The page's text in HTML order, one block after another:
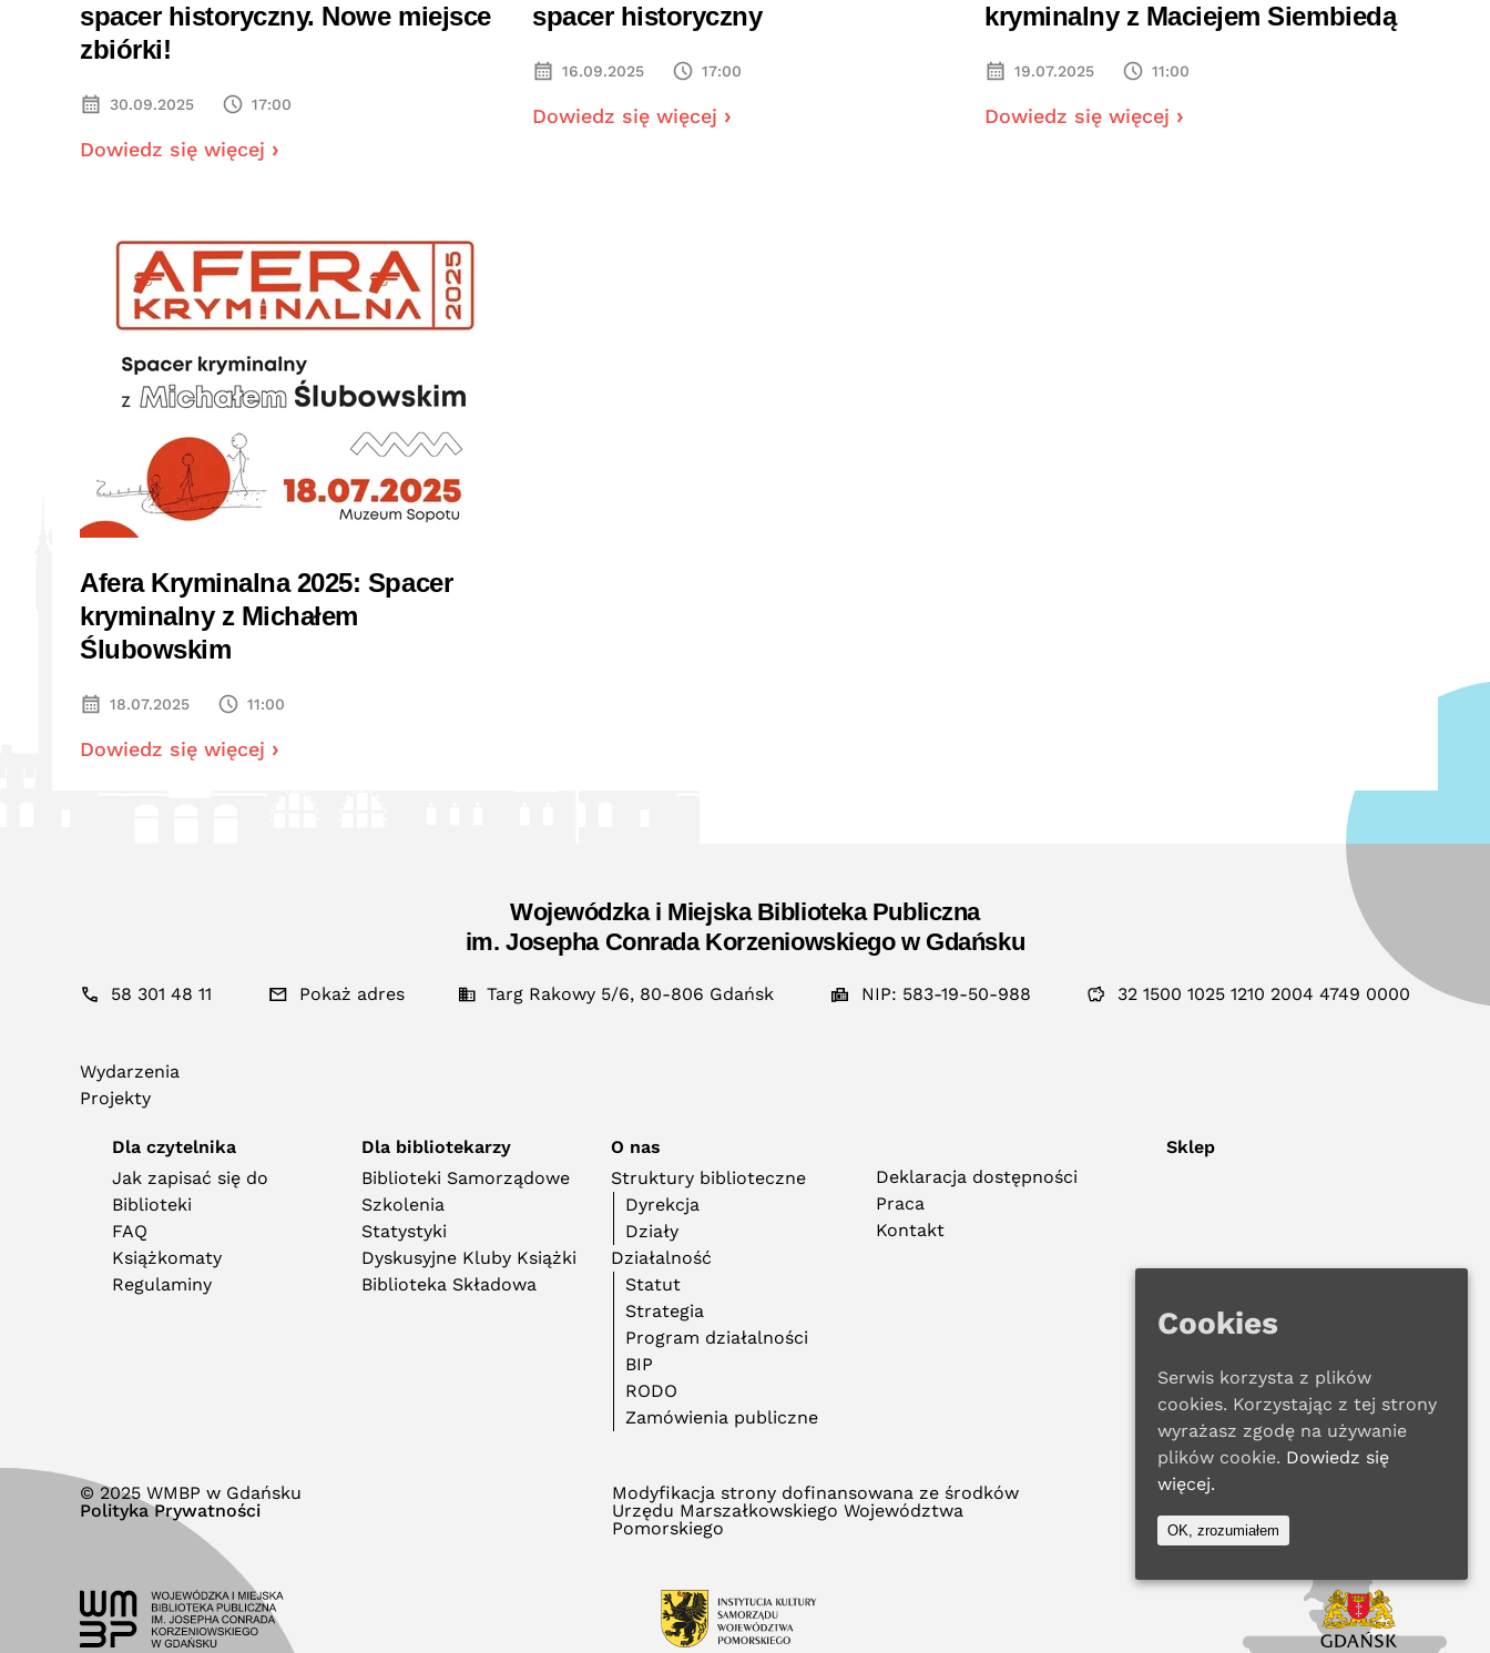
spacer historyczny. Nowe miejsce
zbiórki!
30.09.2025 17:00
Dowiedz się więcej
spacer historyczny
16.09.2025 17:00
Dowiedz się więcej
kryminalny z Maciejem Siembiedą
19.07.2025 11:00
Dowiedz się więcej
Afera Kryminalna 2025: Spacer
kryminalny z Michałem
Ślubowskim
18.07.2025 11:00
Dowiedz się więcej
Wojewódzka i Miejska Biblioteka Publiczna
im. Josepha Conrada Korzeniowskiego w Gdańsku
58 301 48 11 Pokaż adres Targ Rakowy 5/6, 80-806 Gdańsk NIP: 583-19-50-988 32 1500 1025 1210 2004 4749 0000
Wydarzenia
Projekty
Dla czytelnika
Jak zapisać się do
Biblioteki
FAQ
Książkomaty
Regulaminy
Dla bibliotekarzy
Biblioteki Samorządowe
Szkolenia
Statystyki
Dyskusyjne Kluby Książki
Biblioteka Składowa
O nas
Struktury biblioteczne
Dyrekcja
Działy
Działalność
Statut
Strategia
Program działalności
BIP
RODO
Zamówienia publiczne
Deklaracja dostępności
Praca
Kontakt
Sklep
© 2025 WMBP w Gdańsku
Polityka Prywatności
Modyfikacja strony dofinansowana ze środków
Urzędu Marszałkowskiego Województwa
Pomorskiego
Cookies
Serwis korzysta z plików
cookies. Korzystając z tej strony
wyrażasz zgodę na używanie
plików cookie. Dowiedz się
więcej.
OK, zrozumiałem